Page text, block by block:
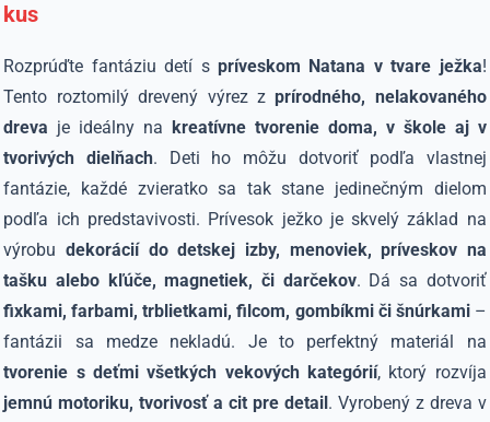
kus
Rozprúďte fantáziu detí spríveskom Natana v tvare ježka!
Tento roztomilý drevený výrez zprírodného, nelakovaného
dreva je ideálny nakreatívne tvorenie doma, v škole aj v
tvorivých dielňach. Deti ho môžu dotvoriť podľa vlastnej
fantázie, každé zvieratko sa tak stane jedinečným dielom
podľa ich predstavivosti. Prívesok ježko je skvelý základ na
výrobu dekorácií do detskej izby, menoviek, príveskov na
tašku alebo kľúče, magnetiek, či darčekov. Dá sa dotvoriť
fixkami, farbami, trblietkami, filcom, gombíkmi či šnúrkami–
fantázii sa medze nekladú. Je to perfektný materiál na
tvorenie s deťmi všetkých vekových kategórií, ktorý rozvíja
jemnú motoriku, tvorivosť a cit pre detail. Vyrobený z dreva v